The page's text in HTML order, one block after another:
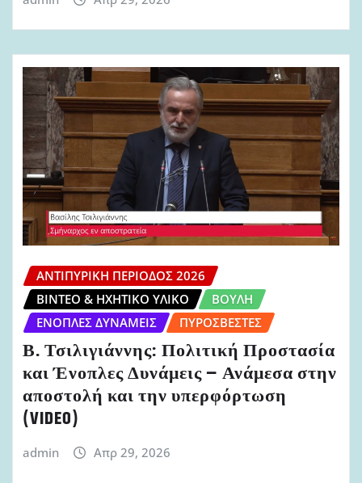
ΑΝΤΙΠΥΡΙΚΉ ΠΕΡΊΟΔΟΣ 2026
ΒΊΝΤΕΟ & ΗΧΗΤΙΚΌ ΥΛΙΚΌ
ΒΟΥΛΉ
ΈΝΟΠΛΕΣ ΔΥΝΆΜΕΙΣ
ΠΥΡΟΣΒΈΣΤΕΣ
Β. Τσιλιγιάννης: Πολιτική Προστασία
και Ένοπλες Δυνάμεις – Ανάμεσα στην
αποστολή και την υπερφόρτωση
(VIDEO)
admin Απρ 29, 2026